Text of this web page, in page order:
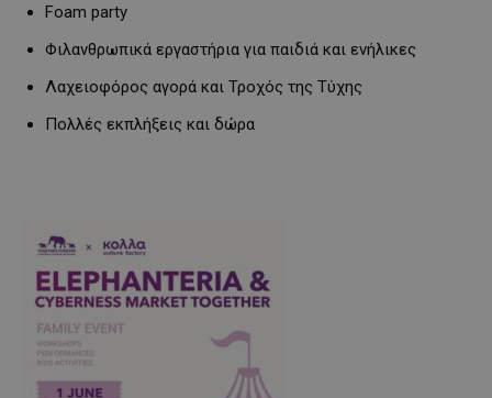
Foam party
Φιλανθρωπικά εργαστήρια για παιδιά και ενήλικες
Λαχειοφόρος αγορά και Τροχός της Τύχης
Πολλές εκπλήξεις και δώρα